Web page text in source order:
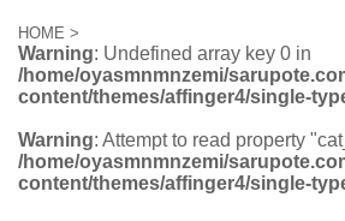
HOME >
Warning: Undefined array key 0 in
/home/oyasmnmnzemi/
content/themes/affinger4/single-
Warning: Attempt to read property
/home/oyasmnmnzemi/
content/themes/affinger4/single-